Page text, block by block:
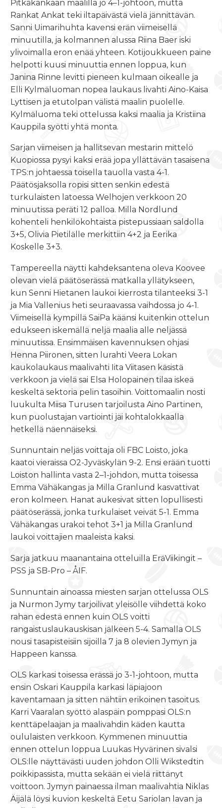
Pitkäkankaan maalilla jo 4–1-johtoon, mutta
Rankat Ankat teki iltapäivästä vielä jännittävän.
Sanni Uimarihuhta kavensi erän viimeisellä
minuutilla, ja kolmannen alussa Riina Baer iski
ylivoimalla eron enää yhteen. Kotijoukkueen paine
helpotti kuusi minuuttia ennen loppua, kun
Janina Rinne levitti pieneen kulmaan oikealle ja
Elli Kylmäluoman nopea laukaus livahti Aino-Kaisa
Lyttisen ja etutolpan välistä maalin puolelle.
Kylmäluoma teki ottelussa kaksi maalia ja Kristiina
Kauppila syötti yhtä monta.
Sarjan viimeisen ja hallitsevan mestarin mittelö
Kuopiossa pysyi kaksi erää jopa yllättävän tasaisena
TPS:n johtaessa toisella tauolla vasta 4-1.
Päätösjaksolla ropisi sitten senkin edestä
turkulaisten latoessa Welhojen verkkoon 20
minuutissa peräti 12 palloa. Milla Nordlund
kohenteli henkilökohtaista pistepussiaan saldolla
3+5, Olivia Pietilälle merkittiin 4+2 ja Eerika
Koskelle 3+3.
Tampereella näytti kahdeksantena oleva Koovee
olevan vielä päätöserässä matkalla yllätykseen,
kun Senni Hietanen laukoi kierrosta tilanteeksi 3-1
ja Mia Vallenius heti seuraavassa vaihdossa jo 4-1.
Viimeisellä kympillä SaiPa käänsi kuitenkin ottelun
edukseen iskemällä neljä maalia alle neljässä
minuutissa. Ensimmäisen kavennuksen ohjasi
Henna Piironen, sitten lurahti Veera Lokan
kaukolaukaus maalivahti Iita Viitasen käsistä
verkkoon ja vielä sai Elsa Holopainen tilaa iskeä
keskeltä sektoria pelin tasoihin. Voittomaalin nosti
luukulta Miisa Turusen tarjoilusta Aino Partinen,
kun puolustajan vartiointi jäi kohtalokkaalla
hetkellä näennäiseksi.
Sunnuntain neljäs voittaja oli FBC Loisto, joka
kaatoi vieraissa O2-Jyväskylän 9-2. Ensi erään tuotti
Loiston hallinta vasta 2–1-johdon, mutta toisessa
Emma Vähäkangas ja Milla Granlund kasvattivat
eron kolmeen. Hanat aukesivat sitten lopullisesti
päätöserässä, jonka turkulaiset veivät 5-1. Emma
Vähäkangas urakoi tehot 3+1 ja Milla Granlund
laukoi voittajien maaleista kaksi.
Sarja jatkuu maanantaina otteluilla EräViikingit –
PSS ja SB-Pro – ÅIF.
Sunnuntain ainoassa miesten sarjan ottelussa OLS
ja Nurmon Jymy tarjoilivat yleisölle viihdettä koko
rahan edestä ennen kuin OLS voitti
rangaistuslaukauskisan jälkeen 5-4. Samalla OLS
nousi tasapisteisiin sijoilla 7 ja 8 olevien Jymyn ja
Happeen kanssa.
OLS karkasi toisessa erässä jo 3-1-johtoon, mutta
ensin Oskari Kauppila karkasi läpiajoon
kaventamaan ja sitten nähtiin erikoinen tasoitus.
Karri Vaaralan syöttö alaspäin pomppasi OLS:n
kenttäpelaajan ja maalivahdin käden kautta
oululaisten verkkoon. Kymmenen minuuttia
ennen ottelun loppua Luukas Hyvärinen sivalsi
OLS:lle näyttävästi uuden johdon Olli Wikstedtin
poikkipassista, mutta sekään ei vielä riittänyt
voittoon. Jymyn painaessa ilman maalivahtia Niklas
Äijälä löysi kuvion keskeltä Eetu Sariolan lavan ja